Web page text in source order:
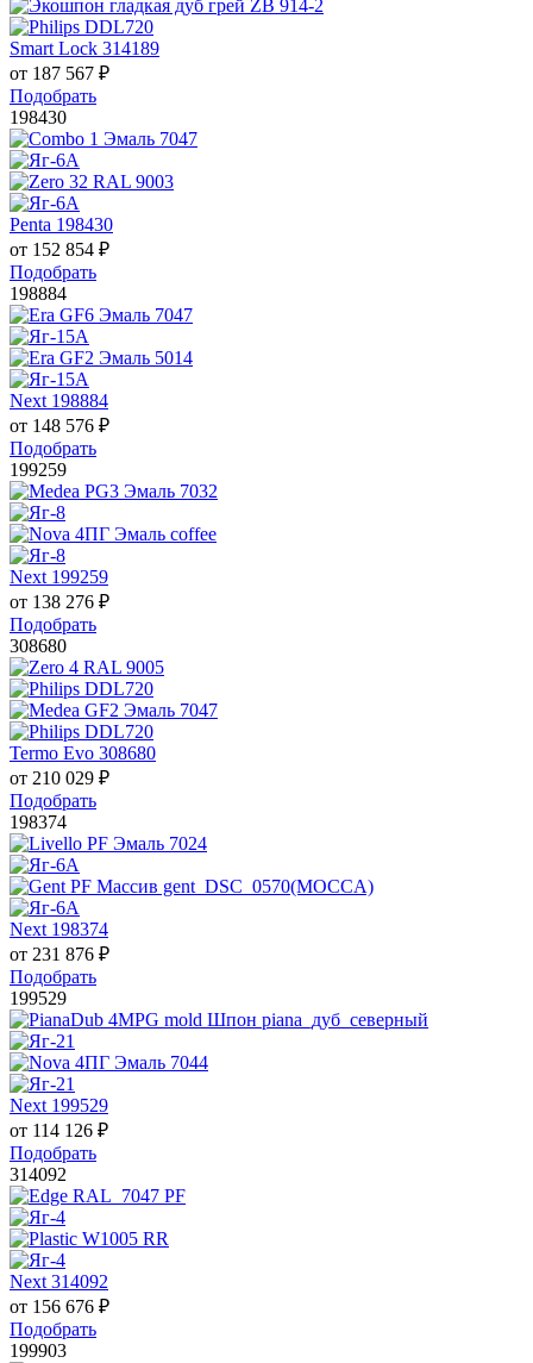
Smart Lock 314189
от 187 567 ₽
Подобрать
198430
Penta 198430
от 152 854 ₽
Подобрать
198884
Next 198884
от 148 576 ₽
Подобрать
199259
Next 199259
от 138 276 ₽
Подобрать
308680
Termo Evo 308680
от 210 029 ₽
Подобрать
198374
Next 198374
от 231 876 ₽
Подобрать
199529
Next 199529
от 114 126 ₽
Подобрать
314092
Next 314092
от 156 676 ₽
Подобрать
199903